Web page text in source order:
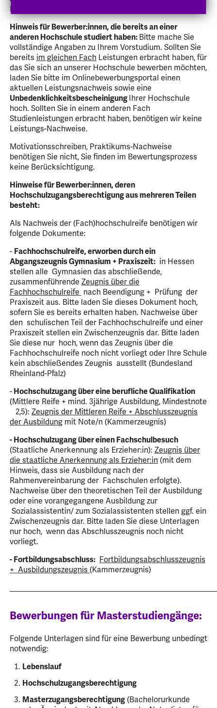
Hochschuzlzugangsberechtigung hoch.
Hinweis für Bewerber:innen, die bereits an einer
anderen Hochschule studiert haben: Bitte mache Sie
vollständige Angaben zu Ihrem Vorstudium. Sollten Sie
bereits im gleichen Fach Leistungen erbracht haben, für
das Sie sich an unserer Hochschule bewerben möchten,
laden Sie bitte im Onlinebewerbungsportal einen
aktuellen Leistungsnachweis sowie eine
Unbedenklichkeitsbescheinigung Ihrer Hochschule
hoch. Sollten Sie in einem anderen Fach
Studienleistungen erbracht haben, benötigen wir keine
Leistungs-Nachweise.
Motivationsschreiben, Praktikums-Nachweise
benötigen Sie nicht, Sie finden im Bewertungsprozess
keine Berücksichtigung.
Hinweise für Bewerber:innen, deren
Hochschulzugangsberechtigung aus mehreren Teilen
besteht:
Als Nachweis der (Fach)hochschulreife benötigen wir
folgende Dokumente:
- Fachhochschulreife, erworben durch ein
Abgangszeugnis Gymnasium + Praxiszeit: in Hessen
stellen alle Gymnasien das abschließende,
zusammenführende Zeugnis über die
Fachhochschulreife nach Beendigung + Prüfung der
Praxiszeit aus. Bitte laden Sie dieses Dokument hoch,
sofern Sie es bereits erhalten haben. Nachweise über
den schulischen Teil der Fachhochschulreife und einer
Praxiszeit stellen ein Zwischenzeugnis dar. Bitte laden
Sie diese nur hoch, wenn das Zeugnis über die
Fachhochschulreife noch nicht vorliegt oder Ihre Schule
kein abschließendes Zeugnis ausstellt (Bundesland
Rheinland-Pfalz)
- Hochschulzugang über eine berufliche Qualifikation
(Mittlere Reife + mind. 3jährige Ausbildung, Mindestnote
2,5): Zeugnis der Mittleren Reife + Abschlusszeugnis
der Ausbildung mit Note/n (Kammerzeugnis)
- Hochschulzugang über einen Fachschulbesuch
(Staatliche Anerkennung als Erzieher:in): Zeugnis über
die staatliche Anerkennung als Erzieher:in (mit dem
Hinweis, dass sie Ausbildung nach der
Rahmenvereinbarung der Fachschulen erfolgte).
Nachweise über den theoretischen Teil der Ausbildung
oder eine vorangegangene Ausbildung zur
Sozialassistentin/ zum Sozialassistenten stellen ggf. ein
Zwischenzeugnis dar. Bitte laden Sie diese Unterlagen
nur hoch, wenn das Abschlusszeugnis noch nicht
vorliegt.
- Fortbildungsabschluss: Fortbildungsabschlusszeugnis
+ Ausbildungszeugnis (Kammerzeugnis)
Bewerbungen für Masterstudiengänge:
Folgende Unterlagen sind für eine Bewerbung unbedingt
notwendig:
Lebenslauf
Hochschulzugangsberechtigung
Masterzugangsberechtigung (Bachelorurkunde